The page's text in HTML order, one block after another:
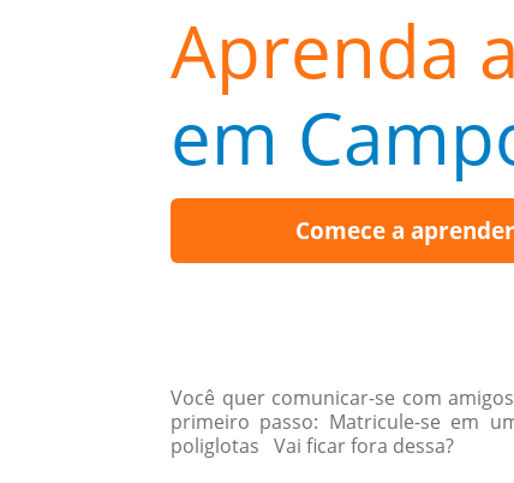
Aprenda
em
Comece a aprender
Você quer comunicar-se com
primeiro passo: Matricule-se em
poliglotas Vai ficar fora dessa?